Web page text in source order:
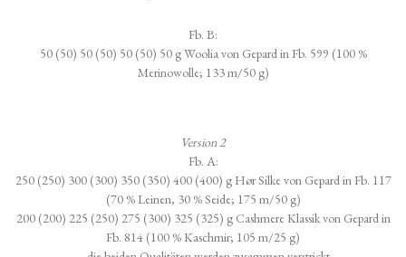
Fb. B:
50 (50) 50 (50) 50 (50) 50 g Woolia von Gepard in Fb. 599 (100 %
Merinowolle; 133 m/50 g)
Version 2
Fb. A:
250 (250) 300 (300) 350 (350) 400 (400) g Hør Silke von Gepard in Fb. 117
(70 % Leinen, 30 % Seide; 175 m/50 g)
200 (200) 225 (250) 275 (300) 325 (325) g Cashmere Klassik von Gepard in
Fb. 814 (100 % Kaschmir; 105 m/25 g)